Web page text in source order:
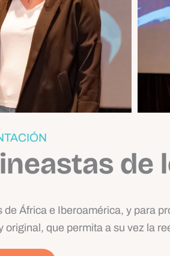
de
África e Iberoamérica, y para
que permita a su vez la